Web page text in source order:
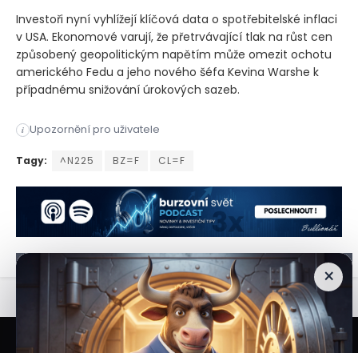
Investoři nyní vyhlížejí klíčová data o spotřebitelské inflaci
v USA. Ekonomové varují, že přetrvávající tlak na růst cen
způsobený geopolitickým napětím může omezit ochotu
amerického Fedu a jeho nového šéfa Kevina Warshe k
případnému snižování úrokových sazeb.
i Upozornění pro uživatele
Ceny ropy v pondělí klesly pod hranici 100 dolarů za barel
Tagy: ^N225 BZ=F CL=F
×
Veškeré informace a materiály zveřejněné na internetových stránkách